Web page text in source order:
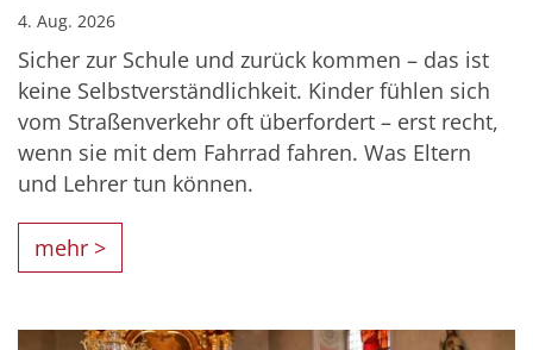
4. Aug. 2026
Sicher zur Schule und zurück kommen – das ist
keine Selbstverständlichkeit. Kinder fühlen sich
vom Straßenverkehr oft überfordert – erst recht,
wenn sie mit dem Fahrrad fahren. Was Eltern
und Lehrer tun können.
mehr >